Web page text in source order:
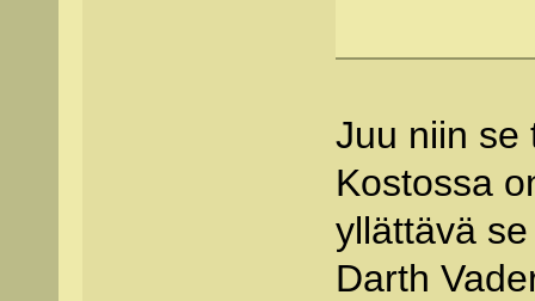
Juu niin se
Kostossa
yllättävä
Darth